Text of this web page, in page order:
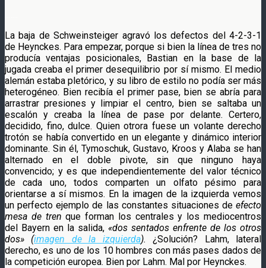
La baja de Schweinsteiger agravó los defectos del 4-2-3-1
de Heynckes. Para empezar, porque si bien la línea de tres no
producía ventajas posicionales, Bastian en la base de la
jugada creaba el primer desequilibrio por sí mismo. El medio
alemán estaba pletórico, y su libro de estilo no podía ser más
heterogéneo. Bien recibía el primer pase, bien se abría para
arrastrar presiones y limpiar el centro, bien se saltaba un
escalón y creaba la línea de pase por delante. Certero,
decidido, fino, dulce. Quien otrora fuese un volante derecho
trotón se había convertido en un elegante y dinámico interior
dominante. Sin él, Tymoschuk, Gustavo, Kroos y Alaba se han
alternado en el doble pivote, sin que ninguno haya
convencido; y es que independientemente del valor técnico
de cada uno, todos comparten un olfato pésimo para
orientarse a sí mismos. En la imagen de la izquierda vemos
un perfecto ejemplo de las constantes situaciones de efecto
mesa de tren que forman los centrales y los mediocentros
del Bayern en la salida, «dos sentados enfrente de los otros
dos» (imagen de la izquierda). ¿Solución? Lahm, lateral
derecho, es uno de los 10 hombres con más pases dados de
la competición europea. Bien por Lahm. Mal por Heynckes.